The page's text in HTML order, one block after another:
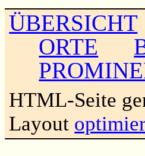
ÜBERSICHT
ORTE
HTML-Seite
Layout